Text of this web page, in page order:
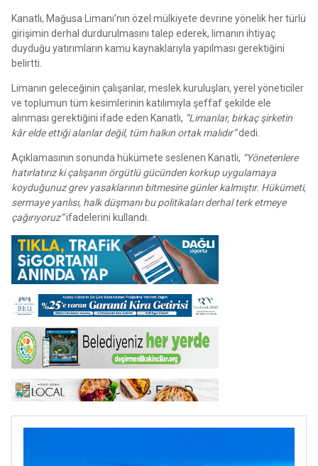
Kanatlı, Mağusa Limanı’nın özel mülkiyete devrine yönelik her türlü
girişimin derhal durdurulmasını talep ederek, limanın ihtiyaç
duyduğu yatırımların kamu kaynaklarıyla yapılması gerektiğini
belirtti.
Limanın geleceğinin çalışanlar, meslek kuruluşları, yerel yöneticiler
ve toplumun tüm kesimlerinin katılımıyla şeffaf şekilde ele
alınması gerektiğini ifade eden Kanatlı, “Limanlar, birkaç şirketin
kâr elde ettiği alanlar değil, tüm halkın ortak malıdır”dedi.
Açıklamasının sonunda hükümete seslenen Kanatlı, “Yönetenlere
hatırlatırız ki çalışanın örgütlü gücünden korkup uygulamaya
koyduğunuz grev yasaklarının bitmesine günler kalmıştır. Hükümeti,
sermaye yanlısı, halk düşmanı bu politikaları derhal terk etmeye
çağırıyoruz”ifadelerini kullandı.